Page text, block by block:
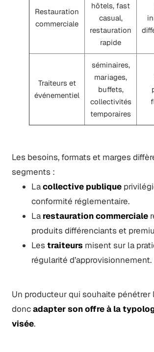
Restauration
commerciale
hôtels, fast
casual,
restauration
rapide
Traiteurs et
événementiel
séminaires,
mariages,
buffets,
collectivités
temporaires
Les besoins, formats et marges
segments :
Lacollective publique
conformité réglementaire.
La restauration commerciale
produits différenciants et
Lestraiteurs misent sur la
régularité d’approvisionnement.
Un producteur qui souhaite pénétrer
doncadapter son offre à la
visée.